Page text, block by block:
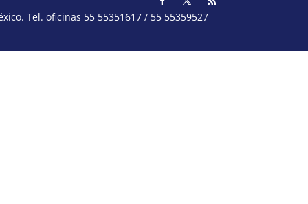
Tel. oficinas 55 55351617 / 55 55359527